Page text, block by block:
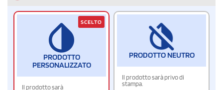
PRODOTTO
PERSONALIZZATO
Il prodotto sarà
SCELTO
PRODOTTO NEUTRO
Il prodotto sarà privo di
stampa.